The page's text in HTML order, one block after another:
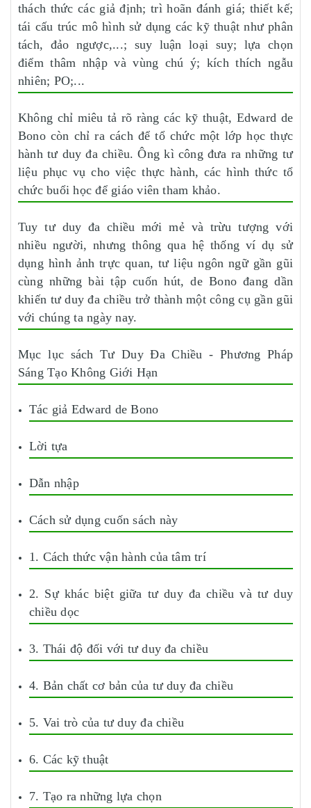
thách thức các giả định; trì hoãn đánh giá; thiết kế;
tái cấu trúc mô hình sử dụng các kỹ thuật như phân
tách, đảo ngược,...; suy luận loại suy; lựa chọn
điểm thâm nhập và vùng chú ý; kích thích ngẫu
nhiên; PO;...
Không chỉ miêu tả rõ ràng các kỹ thuật, Edward de
Bono còn chỉ ra cách để tổ chức một lớp học thực
hành tư duy đa chiều. Ông kì công đưa ra những tư
liệu phục vụ cho việc thực hành, các hình thức tổ
chức buổi học để giáo viên tham khảo.
Tuy tư duy đa chiều mới mẻ và trừu tượng với
nhiều người, nhưng thông qua hệ thống ví dụ sử
dụng hình ảnh trực quan, tư liệu ngôn ngữ gần gũi
cùng những bài tập cuốn hút, de Bono đang dần
khiến tư duy đa chiều trở thành một công cụ gần gũi
với chúng ta ngày nay.
Mục lục sách Tư Duy Đa Chiều - Phương Pháp
Sáng Tạo Không Giới Hạn
Tác giả Edward de Bono
Lời tựa
Dẫn nhập
Cách sử dụng cuốn sách này
1. Cách thức vận hành của tâm trí
2. Sự khác biệt giữa tư duy đa chiều và tư duy
chiều dọc
3. Thái độ đối với tư duy đa chiều
4. Bản chất cơ bản của tư duy đa chiều
5. Vai trò của tư duy đa chiều
6. Các kỹ thuật
7. Tạo ra những lựa chọn